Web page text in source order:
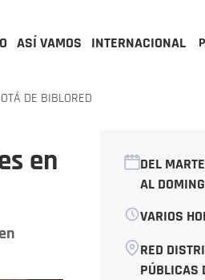
ASÍ VAMOS INTERNACIONAL
DE BIBLORED
en
DEL
AL
VARIOS
RED
PÚBLICAS